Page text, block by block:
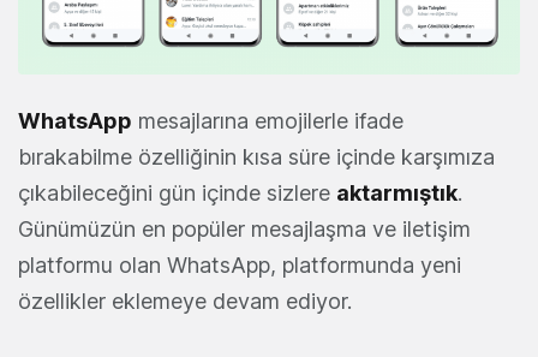
WhatsApp mesajlarına emojilerle ifade
bırakabilme özelliğinin kısa süre içinde karşımıza
çıkabileceğini gün içinde sizlere aktarmıştık.
Günümüzün en popüler mesajlaşma ve iletişim
platformu olan WhatsApp, platformunda yeni
özellikler eklemeye devam ediyor.